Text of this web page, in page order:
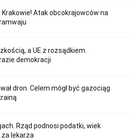
Atak obcokrajowców na
a UE z rozsądkiem.
demokracji
dron. Celem mógł być gazociąg
Rząd podnosi podatki, wiek
za lekarza